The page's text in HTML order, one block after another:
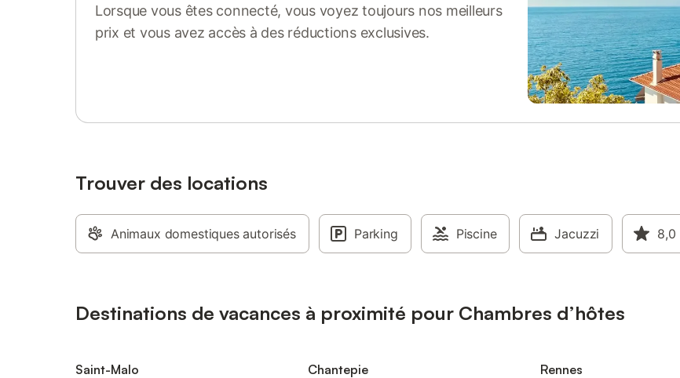
Lorsque vous êtes connecté, vous voyez toujours nos meilleurs
prix et vous avez accès à des réductions exclusives.
Trouver des locations
Animaux domestiques autorisés Parking Piscine Jacuzzi 8,0
Destinations de vacances à proximité pour Chambres d’hôtes
Saint-Malo Chantepie Rennes